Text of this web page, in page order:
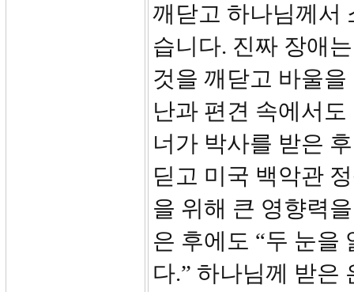
깨닫고 하나님께서
습니다. 진짜 장애
것을 깨닫고 바울
난과 편견 속에서
너가 박사를 받은
딛고 미국 백악관
을 위해 큰 영향력
은 후에도 “두 눈을
다.” 하나님께 받은